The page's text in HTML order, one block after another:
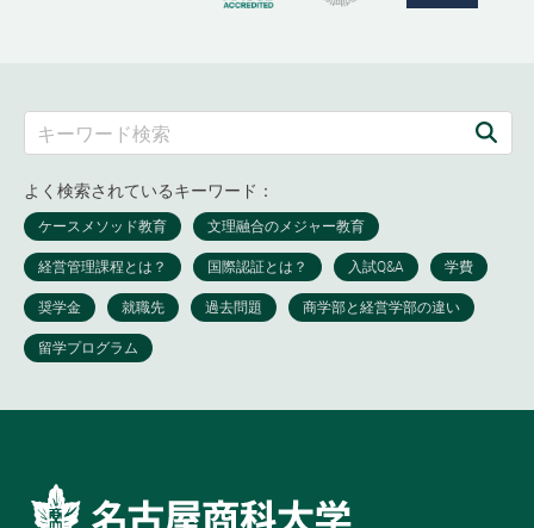
よく検索されているキーワード：